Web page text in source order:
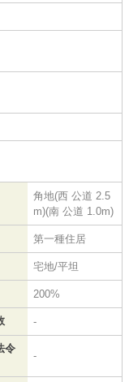
角地(西 公道 2.5
m)(南 公道 1.0m)
第一種住居
宅地/平坦
200%
-
令
-